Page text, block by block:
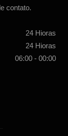
contato.
24 Hioras
24 Hioras
06:00 - 00:00